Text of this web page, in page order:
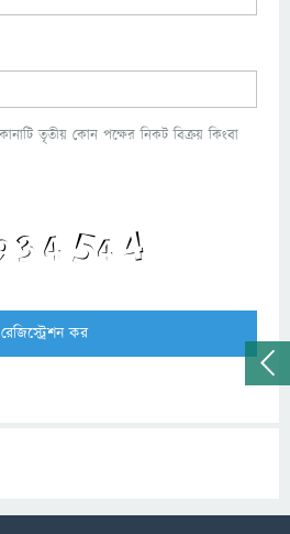
তৃতীয় কোন পক্ষের নিকট বিক্রয় কিংবা